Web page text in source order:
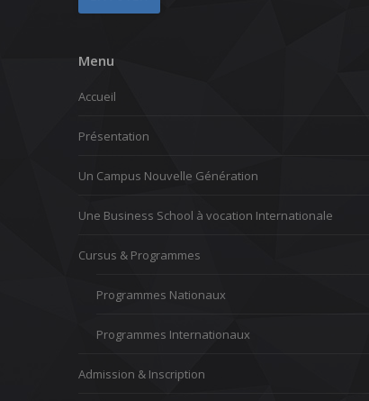
Menu
Accueil
Présentation
Un Campus Nouvelle Génération
Une Business School à vocation Internationale
Cursus & Programmes
Programmes Nationaux
Programmes Internationaux
Admission & Inscription